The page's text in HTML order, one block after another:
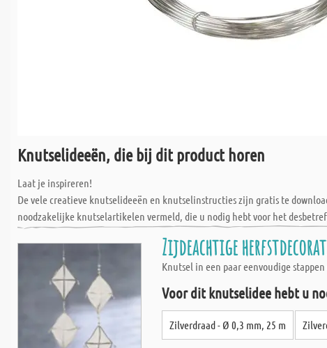
Knutselideeën, die bij dit product horen
Laat je inspireren!
De vele creatieve knutselideeën en knutselinstructies zijn gratis te
noodzakelijke knutselartikelen vermeld, die u nodig hebt voor het
Zijdeachtige
Knutsel in een paar eenvoudige
Voor dit knutselidee hebt u
Zilverdraad - Ø 0,3 mm, 25 m